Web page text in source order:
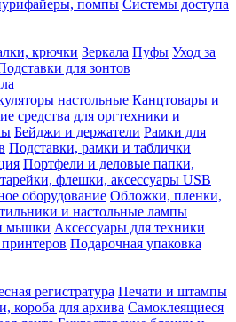
помпы Системы доступа
крючки Зеркала Пуфы Уход за
для зонтов
настольные Канцтовары и
средства для оргтехники и
Бейджи и держатели Рамки для
Подставки, рамки и таблички
Портфели и деловые папки,
флешки, аксессуары USB
оборудование Обложки, пленки,
и настольные лампы
мышки Аксессуары для техники
Подарочная упаковка
регистратура Печати и штампы
короба для архива Самоклеящиеся